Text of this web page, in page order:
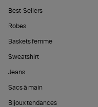
Best-Sellers
Robes
Baskets femme
Sweatshirt
Jeans
Sacs à main
Bijoux tendances